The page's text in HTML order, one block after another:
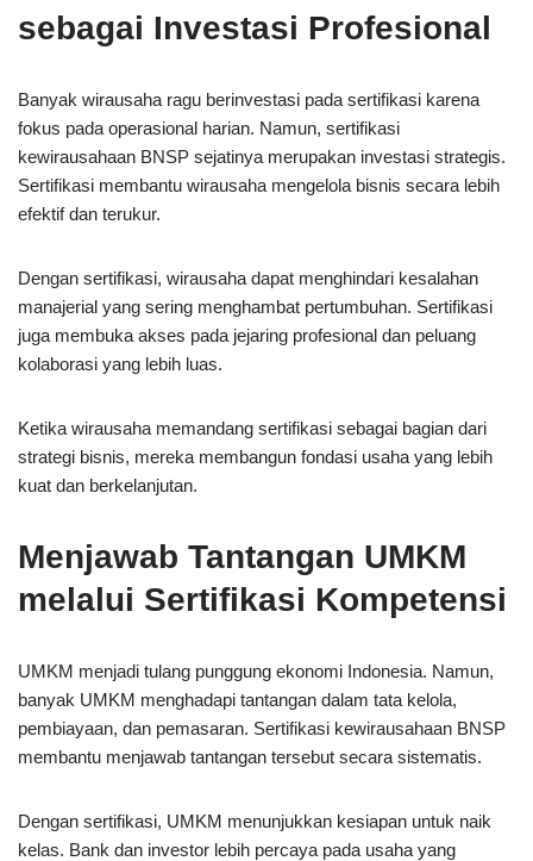
sebagai Investasi Profesional
Banyak wirausaha ragu berinvestasi pada sertifikasi karena
fokus pada operasional harian. Namun, sertifikasi
kewirausahaan BNSP sejatinya merupakan investasi strategis.
Sertifikasi membantu wirausaha mengelola bisnis secara lebih
efektif dan terukur.
Dengan sertifikasi, wirausaha dapat menghindari kesalahan
manajerial yang sering menghambat pertumbuhan. Sertifikasi
juga membuka akses pada jejaring profesional dan peluang
kolaborasi yang lebih luas.
Ketika wirausaha memandang sertifikasi sebagai bagian dari
strategi bisnis, mereka membangun fondasi usaha yang lebih
kuat dan berkelanjutan.
Menjawab Tantangan UMKM
melalui Sertifikasi Kompetensi
UMKM menjadi tulang punggung ekonomi Indonesia. Namun,
banyak UMKM menghadapi tantangan dalam tata kelola,
pembiayaan, dan pemasaran. Sertifikasi kewirausahaan BNSP
membantu menjawab tantangan tersebut secara sistematis.
Dengan sertifikasi, UMKM menunjukkan kesiapan untuk naik
kelas. Bank dan investor lebih percaya pada usaha yang